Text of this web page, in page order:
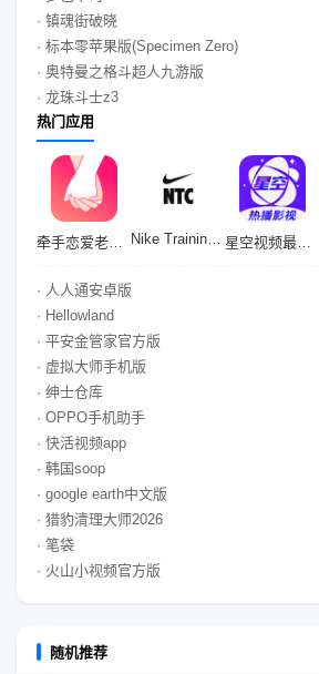
· 镇魂街破晓
· 标本零苹果版(Specimen Zero)
· 奥特曼之格斗超人九游版
· 龙珠斗士z3
热门应用
牵手恋爱老版本 Nike Training app 星空视频最新版
· 人人通安卓版
· Hellowland
· 平安金管家官方版
· 虚拟大师手机版
· 绅士仓库
· OPPO手机助手
· 快活视频app
· 韩国soop
· google earth中文版
· 猎豹清理大师2026
· 笔袋
· 火山小视频官方版
随机推荐